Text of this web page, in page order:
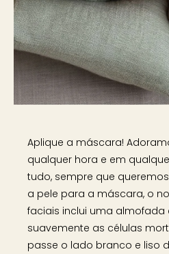
Aplique a máscara!
qualquer hora e em
tudo, sempre que
a pele para a máscara, o
faciais inclui uma almofada
suavemente as células
passe o lado branco e liso